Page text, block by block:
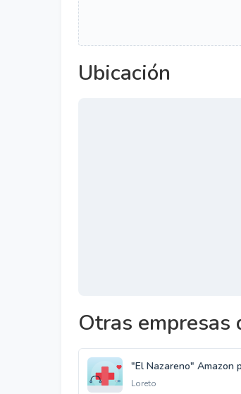
Ubicación
Otras
"El Nazareno" Amazon
Loreto